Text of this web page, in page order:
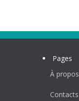
Pages
À propos
Contacts